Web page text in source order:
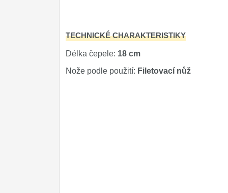
Ostření nožů
TECHNICKÉ CHARAKTERISTIKY
Délka čepele: 18 cm
Nože podle použití: Filetovací nůž